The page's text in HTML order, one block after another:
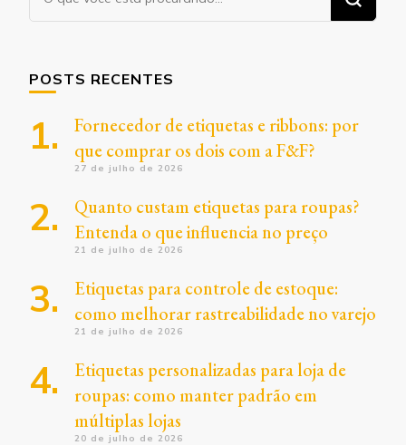
algo?
POSTS RECENTES
Fornecedor de etiquetas e ribbons: por
que comprar os dois com a F&F?
27 de julho de 2026
Quanto custam etiquetas para roupas?
Entenda o que influencia no preço
21 de julho de 2026
Etiquetas para controle de estoque:
como melhorar rastreabilidade no varejo
21 de julho de 2026
Etiquetas personalizadas para loja de
roupas: como manter padrão em
múltiplas lojas
20 de julho de 2026